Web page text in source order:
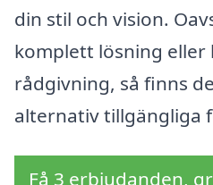
din stil och vision.
komplett lösning eller
rådgivning, så finns
alternativ tillgängliga
Få 3 erbjudanden,